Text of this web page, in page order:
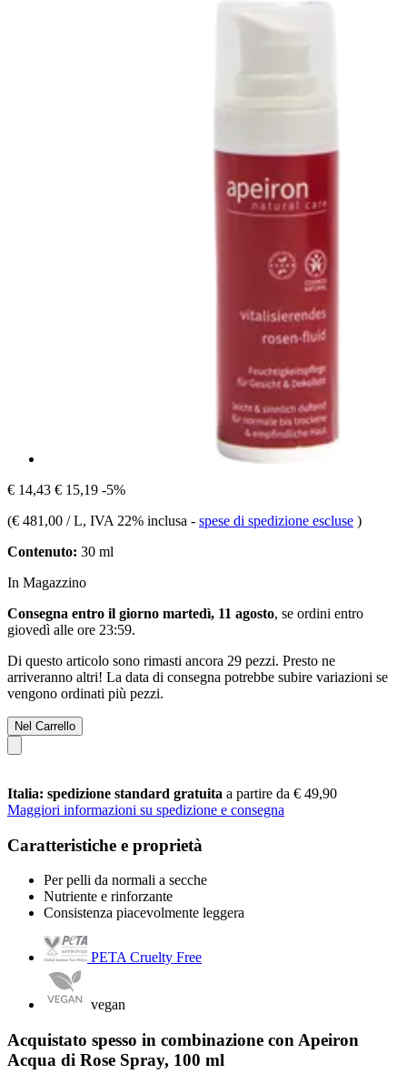
€ 14,43 € 15,19 -5%
(€ 481,00 / L, IVA 22% inclusa - spese di spedizione escluse )
Contenuto: 30 ml
In Magazzino
Consegna entro il giorno martedì, 11 agosto, se ordini entro
giovedì alle ore 23:59.
Di questo articolo sono rimasti ancora 29 pezzi. Presto ne
arriveranno altri! La data di consegna potrebbe subire variazioni se
vengono ordinati più pezzi.
Nel Carrello
Italia: spedizione standard gratuita a partire da € 49,90
Maggiori informazioni su spedizione e consegna
Caratteristiche e proprietà
Per pelli da normali a secche
Nutriente e rinforzante
Consistenza piacevolmente leggera
PETA Cruelty Free
vegan
Acquistato spesso in combinazione con Apeiron
Acqua di Rose Spray, 100 ml